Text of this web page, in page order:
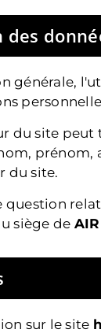
des
générale,
du site peut
du site.
question
siège de
sur le site